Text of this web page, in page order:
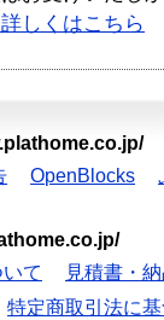
しくはこちら
OpenBlocks
て
見積書・
特定商取引法に